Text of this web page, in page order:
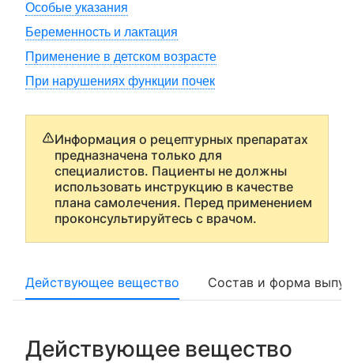
Особые указания
Беременность и лактация
Применение в детском возрасте
При нарушениях функции почек
Информация о рецептурных препаратах
предназначена только для
специалистов. Пациенты не должны
использовать инструкцию в качестве
плана самолечения. Перед применением
проконсультируйтесь с врачом.
Действующее вещество Состав и форма
Действующее вещество